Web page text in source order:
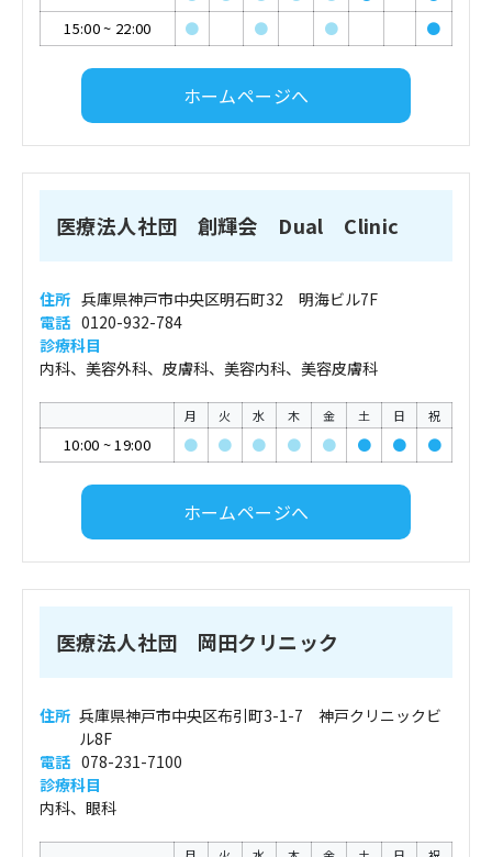
15:00~ 22:00 ● ● ● ●
ホームページへ
医療法人社団 創輝会 Dual Clinic
住所 兵庫県神戸市中央区明石町32 明海ビル7F
電話 0120-932-784
診療科目
内科、美容外科、皮膚科、美容内科、美容皮膚科
月 火 水 木 金 土 日 祝
10:00 ~19:00 ● ● ● ● ● ● ● ●
ホームページへ
医療法人社団 岡田クリニック
住所 兵庫県神戸市中央区布引町3-1-7 神戸クリニックビ
ル8F
電話 078-231-7100
診療科目
内科、眼科